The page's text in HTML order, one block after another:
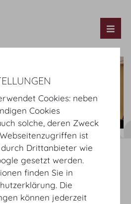
Hofburg Redoutensäle
Setup
Cookies: neben
Cookies
solche, deren Zweck
ist
durch Drittanbieter wie
gesetzt werden.
finden Sie in
Die
können jederzeit